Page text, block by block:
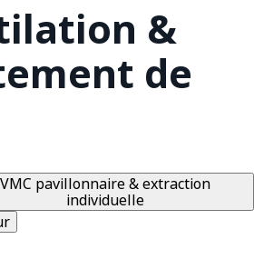
&
de
VMC pavillonnaire & extraction
individuelle